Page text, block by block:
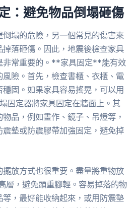
：避免物品倒塌砸傷
塌的危險，另一個常見的傷害來
落砸傷。因此，地震後檢查家具
非常重要的。**家具固定**能有效
風險。首先，檢查書櫃、衣櫃、電
固。如果家具容易搖晃，可以用
固定器將家具固定在牆面上。其
品，例如畫作、鏡子、吊燈等，
墊或防震膠帶加強固定，避免掉
擺放方式也很重要。盡量將重物放
層，避免頭重腳輕。容易掉落的物
，最好能收納起來，或用防震墊